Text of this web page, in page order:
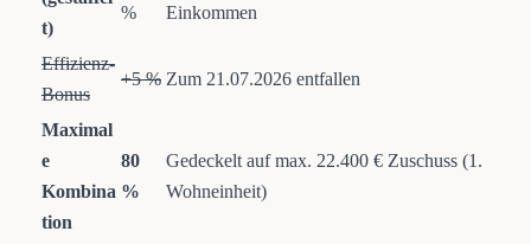
t)
%
Einkommen
Effizienz-
Bonus
+5 % Zum 21.07.2026 entfallen
Maximal
e
Kombina
tion
80
%
Gedeckelt auf max. 22.400 € Zuschuss (1.
Wohneinheit)